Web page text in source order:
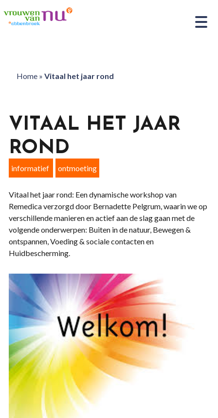
Home» Vitaal het jaar rond
VITAAL HET JAAR
ROND
informatief ontmoeting
Vitaal het jaar rond: Een dynamische workshop van
Remedica verzorgd door Bernadette Pelgrum, waarin we op
verschillende manieren en actief aan de slag gaan met de
volgende onderwerpen: Buiten in de natuur, Bewegen &
ontspannen, Voeding & sociale contacten en
Huidbescherming.